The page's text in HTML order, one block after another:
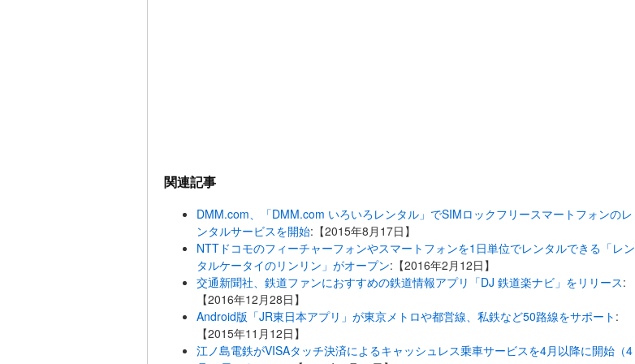
関連記事
DMM.com、「DMM.com いろいろレンタル」でSIMロックフリースマートフォンのレ
ンタルサービスを開始:【2015年8月17日】
NTTドコモのフィーチャーフォンやスマートフォンを1日単位でレンタルできる「レン
タルケータイのリンリン」がオープン:【2016年2月12日】
交通新聞社、鉄道ファンにおすすめの鉄道情報アプリ「DJ 鉄道楽ナビ」をリリース:
【2016年12月28日】
Android版「JR東日本アプリ」が東京メトロや都営線、私鉄など50路線をサポート :
【2015年11月12日】
江ノ島電鉄がVISAタッチ決済によるキャッシュレス乗車サービスを4月以降に開始（4